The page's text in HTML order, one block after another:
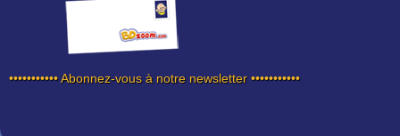
••••••••••• Abonnez-vous à notre newsletter •••••••••••